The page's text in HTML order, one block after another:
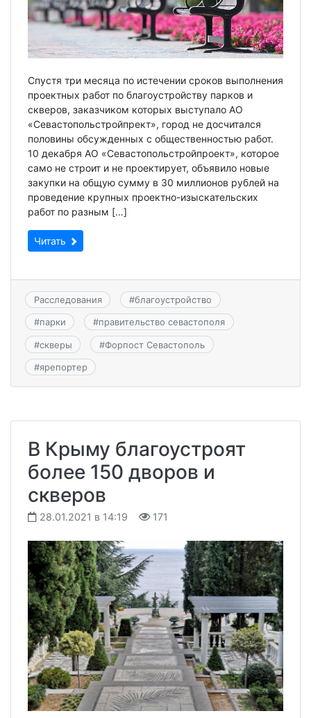
Спустя три месяца по истечении сроков выполнения
проектных работ по благоустройству парков и
скверов, заказчиком которых выступало АО
«Севастопольстройпрект», город не досчитался
половины обсужденных с общественностью работ.
10 декабря АО «Севастопольстройпроект», которое
само не строит и не проектирует, объявило новые
закупки на общую сумму в 30 миллионов рублей на
проведение крупных проектно-изыскательских
работ по разным […]
Читать
Расследования #благоустройство
#парки #правительство севастополя
#скверы #Форпост Севастополь
#ярепортер
В Крыму благоустроят
более 150 дворов и
скверов
28.01.2021 в 14:19 171